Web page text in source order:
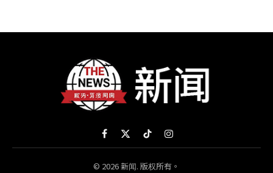
Facebook
X
(Twitter)
TikTokInstagram
© 2026 新闻. 版权所有。